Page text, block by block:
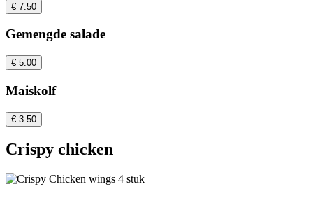
€ 7.50
Gemengde salade
€ 5.00
Maiskolf
€ 3.50
Crispy chicken